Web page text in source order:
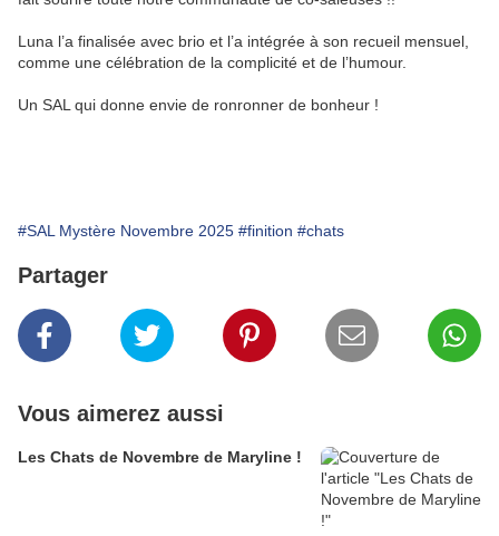
Luna l’a finalisée avec brio et l’a intégrée à son recueil mensuel,
comme une célébration de la complicité et de l’humour.
Un SAL qui donne envie de ronronner de bonheur !
#SAL Mystère Novembre 2025 #finition #chats
Partager
Vous aimerez aussi
Les Chats de Novembre de Maryline !